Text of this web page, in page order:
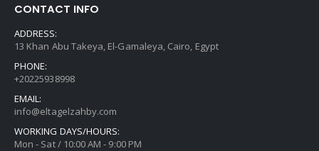
CONTACT INFO
ADDRESS:
13 Khan Abu Takeya, El-Gamaleya, Cairo, Egypt
PHONE:
+20225938998
EMAIL:
info@eltagelzahby.com
WORKING DAYS/HOURS:
Mon - Sat / 10:00 AM - 9:00 PM